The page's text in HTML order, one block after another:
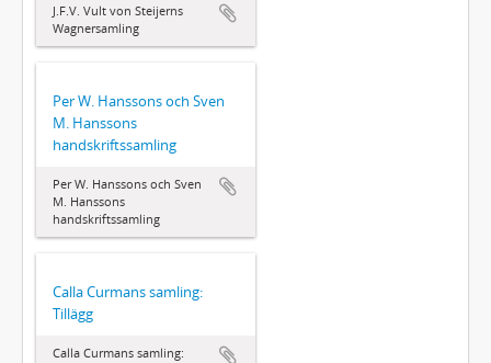
J.F.V. Vult von Steijerns
Wagnersamling
Per W. Hanssons och Sven
M. Hanssons
handskriftssamling
Per W. Hanssons och Sven
M. Hanssons
handskriftssamling
Calla Curmans samling:
Tillägg
Calla Curmans samling: